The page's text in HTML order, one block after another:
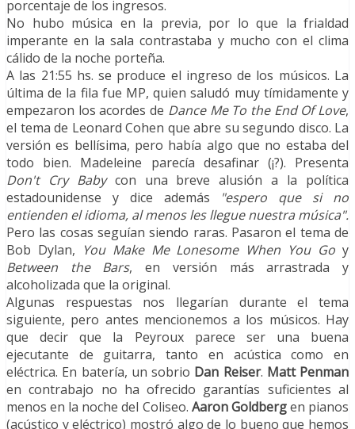
porcentaje de los ingresos.
No hubo música en la previa, por lo que la frialdad
imperante en la sala contrastaba y mucho con el clima
cálido de la noche porteña.
A las 21:55 hs. se produce el ingreso de los músicos. La
última de la fila fue MP, quien saludó muy tímidamente y
empezaron los acordes de Dance Me To the End Of Love,
el tema de Leonard Cohen que abre su segundo disco. La
versión es bellísima, pero había algo que no estaba del
todo bien. Madeleine parecía desafinar (¡?). Presenta
Don't Cry Babycon una breve alusión a la política
estadounidense y dice además "espero que si no
entienden el idioma, al menos les llegue nuestra música".
Pero las cosas seguían siendo raras. Pasaron el tema de
Bob Dylan, You Make Me Lonesome When You Go y
Between the Bars, en versión más arrastrada y
alcoholizada que la original.
Algunas respuestas nos llegarían durante el tema
siguiente, pero antes mencionemos a los músicos. Hay
que decir que la Peyroux parece ser una buena
ejecutante de guitarra, tanto en acústica como en
eléctrica. En batería, un sobrio Dan Reiser. Matt Penman
en contrabajo no ha ofrecido garantías suficientes al
menos en la noche del Coliseo. Aaron Goldbergen pianos
(acústico y eléctrico) mostró algo de lo bueno que hemos